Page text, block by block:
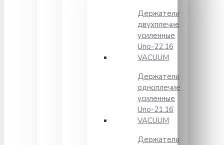
Держатели
двухплечие
усиленные
Unо-22.16
VACUUM
Держатели
одноплечие
усиленные
Uno-21.16
VACUUM
Держатели